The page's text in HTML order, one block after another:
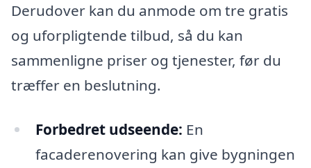
Derudover kan du anmode om tre gratis
og uforpligtende tilbud, så du kan
sammenligne priser og tjenester, før du
træffer en beslutning.
Forbedret udseende: En
facaderenovering kan give bygningen